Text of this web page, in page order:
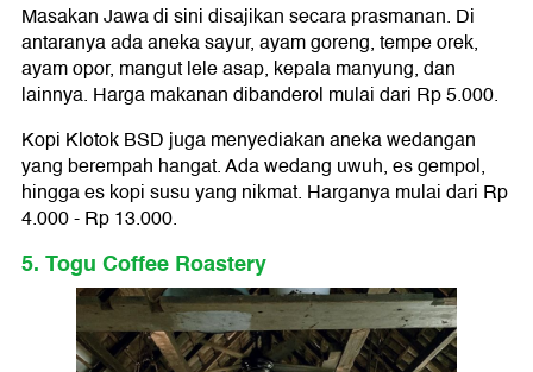
Masakan Jawa di sini disajikan secara prasmanan. Di
antaranya ada aneka sayur, ayam goreng, tempe orek,
ayam opor, mangut lele asap, kepala manyung, dan
lainnya. Harga makanan dibanderol mulai dari Rp 5.000.
Kopi Klotok BSD juga menyediakan aneka wedangan
yang berempah hangat. Ada wedang uwuh, es gempol,
hingga es kopi susu yang nikmat. Harganya mulai dari Rp
4.000 - Rp 13.000.
5. Togu Coffee Roastery